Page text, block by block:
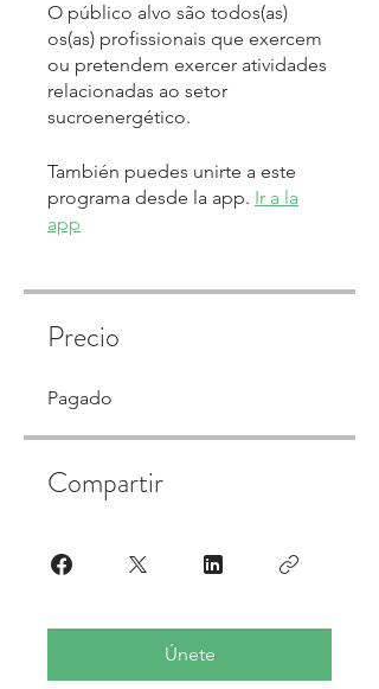
O público alvo são todos(as)
os(as) profissionais que exercem
ou pretendem exercer atividades
relacionadas ao setor
sucroenergético.
También puedes unirte a este
programa desde la app. Ir a la
app
Precio
Pagado
Compartir
Únete